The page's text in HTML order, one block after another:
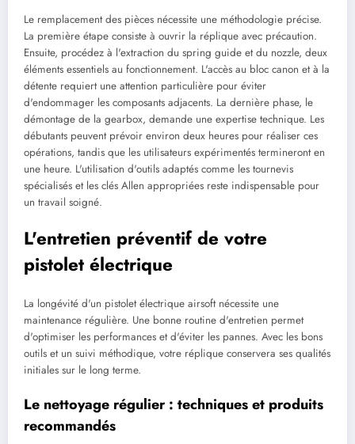
Le remplacement des pièces nécessite une méthodologie précise.
La première étape consiste à ouvrir la réplique avec précaution.
Ensuite, procédez à l'extraction du spring guide et du nozzle, deux
éléments essentiels au fonctionnement. L'accès au bloc canon et à la
détente requiert une attention particulière pour éviter
d'endommager les composants adjacents. La dernière phase, le
démontage de la gearbox, demande une expertise technique. Les
débutants peuvent prévoir environ deux heures pour réaliser ces
opérations, tandis que les utilisateurs expérimentés termineront en
une heure. L'utilisation d'outils adaptés comme les tournevis
spécialisés et les clés Allen appropriées reste indispensable pour
un travail soigné.
L'entretien préventif de votre
pistolet électrique
La longévité d'un pistolet électrique airsoft nécessite une
maintenance régulière. Une bonne routine d'entretien permet
d'optimiser les performances et d'éviter les pannes. Avec les bons
outils et un suivi méthodique, votre réplique conservera ses qualités
initiales sur le long terme.
Le nettoyage régulier : techniques et produits
recommandés